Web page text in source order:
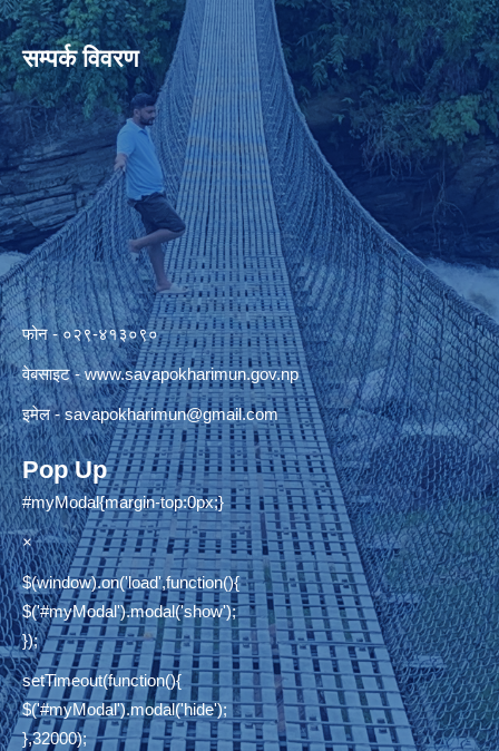
सम्पर्क विवरण
फोन - ०२९-४१३०९०
वेबसाइट -www.savapokharimun.gov.np
इमेल -savapokharimun@gmail.com
Pop Up
#myModal{margin-top:0px;}
×
$(window).on('load',function(){
$('#myModal').modal('show');
});
setTimeout(function(){
$('#myModal').modal('hide');
},32000);